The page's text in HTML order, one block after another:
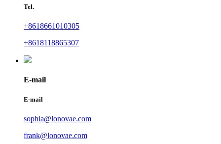
Tel.
+8618661010305
+8618118865307
E-mail
E-mail
sophia@lonovae.com
frank@lonovae.com